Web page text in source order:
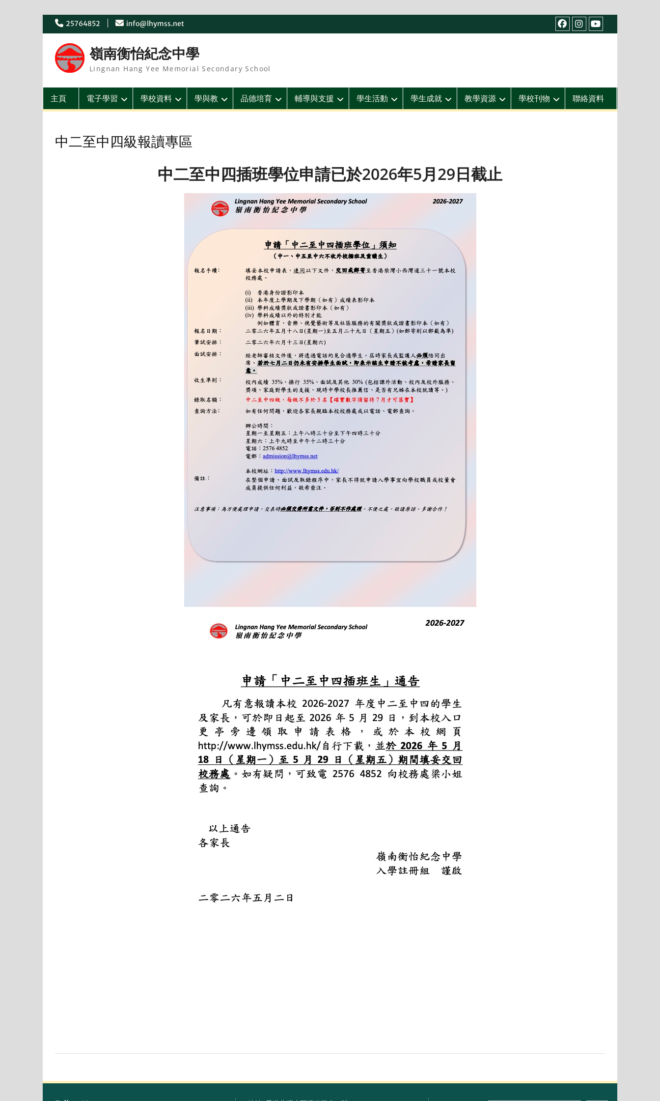
Skip
25764852
info@lhymss.net
facebook
IG youtube
嶺南衡怡紀念中學
Lingnan Hang Yee Memorial Secondary School
主頁 電子學習 學校資料 學與教 品德培育 輔導與支援 學生活動 學生成就 教學資源 學校刊物 聯絡資料
中二至中四級報讀專區
中二至中四插班學位申請已於2026年5月29日截止